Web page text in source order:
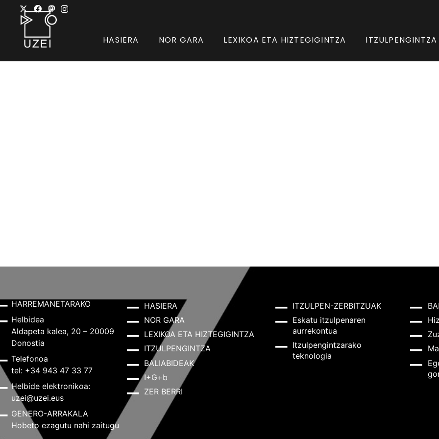
HASIERA NOR GARA LEXIKOA ETA HIZTEGIGINTZA ITZULPENGINTZA
HARREMANETARAKO
Helbidea
Aldapeta kalea, 20 – 20009
Donostia
Telefonoa
tel: +34 943 47 33 77
Helbide elektronikoa:
uzei@uzei.eus
GENERO-ARRAKALA
Hobeto ezagutu nahi zaitugu
HASIERA
NOR GARA
LEXIKOA ETA HIZTEGIGINTZA
ITZULPENGINTZA
BALIABIDEAK
I+G+b
ZER BERRI
ITZULPEN-ZERBITZUAK
Eskatu itzulpenaren
aurrekontua
Itzulpengintzarako
teknologia